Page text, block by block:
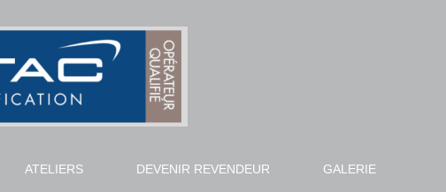
ATELIERS DEVENIR REVENDEUR GALERIE